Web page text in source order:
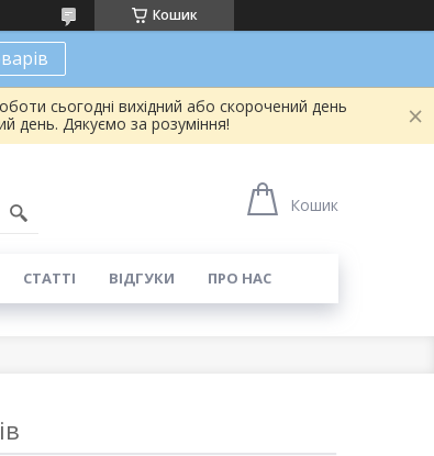
Кошик
сьогодні вихідний або скорочений день
день. Дякуємо за розуміння!
Кошик
СТАТТІ ВІДГУКИ ПРО НАС